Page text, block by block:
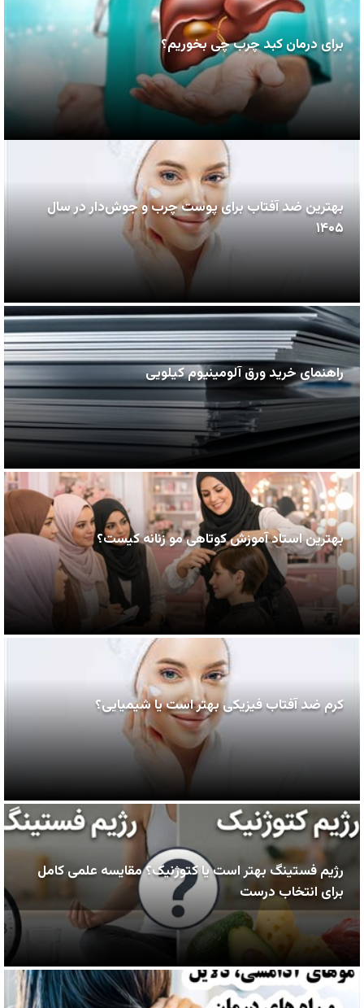
برای درمان کبد چرب چی بخوریم؟
بهترین ضد آفتاب برای پوست چرب و جوش‌دار در سال
۱۴۰۵
راهنمای خرید ورق آلومینیوم کیلویی
بهترین استاد آموزش کوتاهی مو زنانه کیست؟
کرم ضد آفتاب فیزیکی بهتر است یا شیمیایی؟
رژیم فستینگ بهتر است یا کتوژنیک؟ مقایسه علمی کامل
برای انتخاب درست